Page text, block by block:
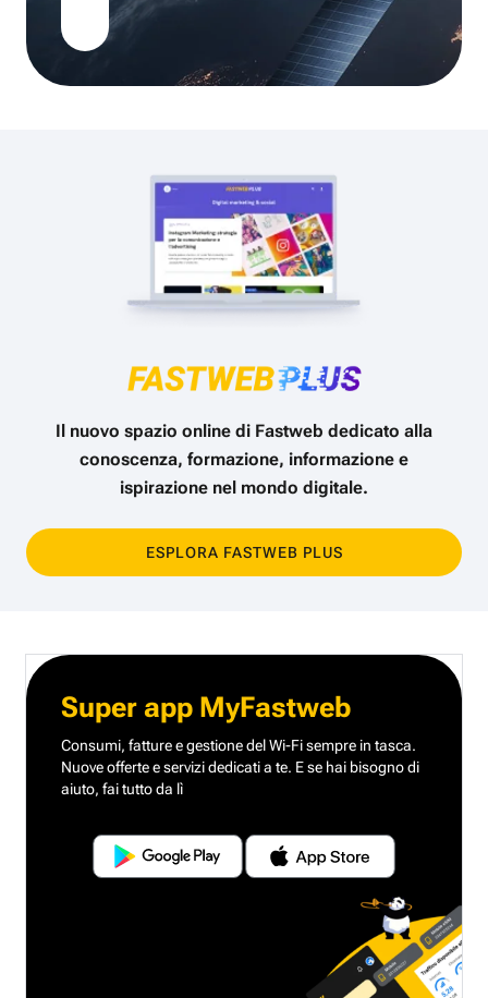
Il nuovo spazio online di Fastweb dedicato alla
conoscenza, formazione, informazione e
ispirazione nel mondo digitale.
ESPLORA FASTWEB PLUS
Super app MyFastweb
Consumi, fatture e gestione del Wi-Fi sempre in tasca.
Nuove offerte e servizi dedicati a te. E se hai bisogno di
aiuto, fai tutto da lì